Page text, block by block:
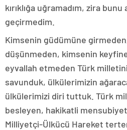
kırıklığa uğramadım, zira bunu
geçirmedim.
Kimsenin güdümüne
düşünmeden, kimsenin
eyvallah etmeden Türk
savunduk, ülkülerimizin
ülkülerimizi diri tuttuk. Türk
besleyen, hakikatli
Milliyetçi-Ülkücü Hareket